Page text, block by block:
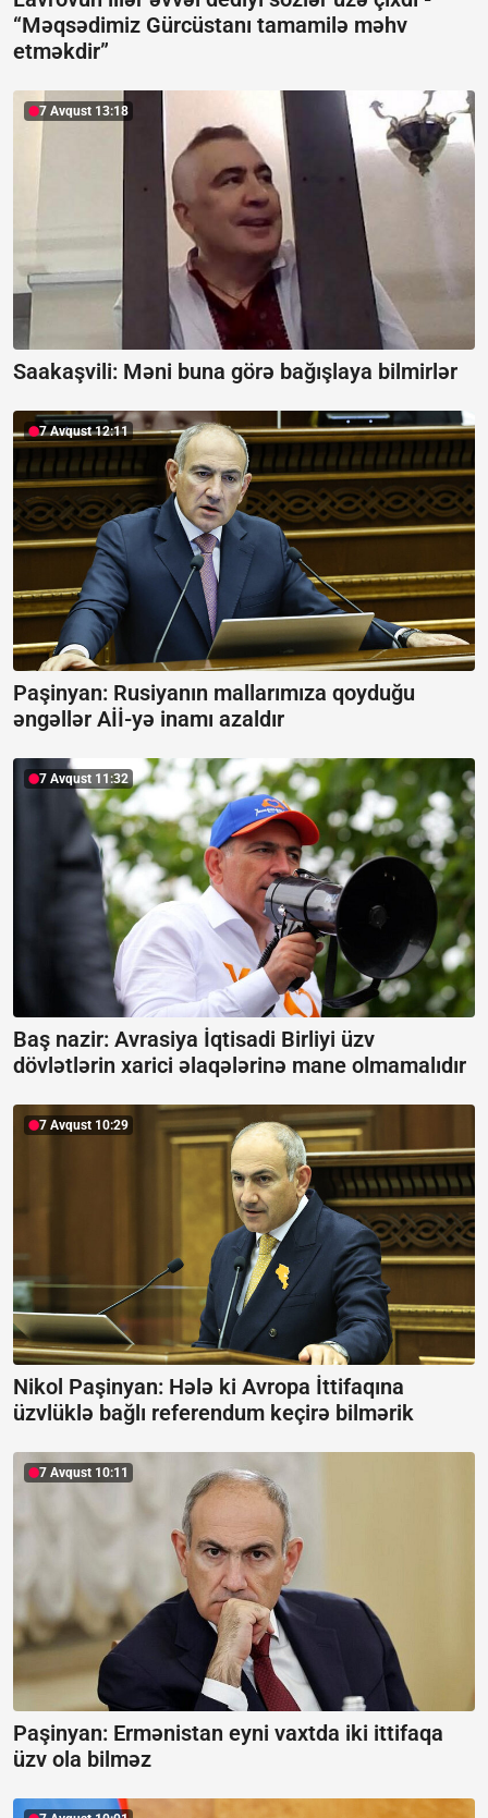
“Məqsədimiz Gürcüstanı tamamilə məhv
etməkdir”
7 Avqust 13:18
Saakaşvili: Məni buna görə bağışlaya bilmirlər
7 Avqust 12:11
Paşinyan: Rusiyanın mallarımıza qoyduğu
əngəllər Aİİ-yə inamı azaldır
7 Avqust 11:32
Baş nazir: Avrasiya İqtisadi Birliyi üzv
dövlətlərin xarici əlaqələrinə mane olmamalıdır
7 Avqust 10:29
Nikol Paşinyan: Hələ ki Avropa İttifaqına
üzvlüklə bağlı referendum keçirə bilmərik
7 Avqust 10:11
Paşinyan: Ermənistan eyni vaxtda iki ittifaqa
üzv ola bilməz